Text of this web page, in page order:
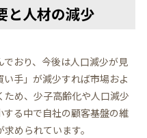
と人材の減少
おり、今後は人口減少が見
手」が減少すれば市場およ
め、少子高齢化や人口減少
る中で自社の顧客基盤の維
められています。